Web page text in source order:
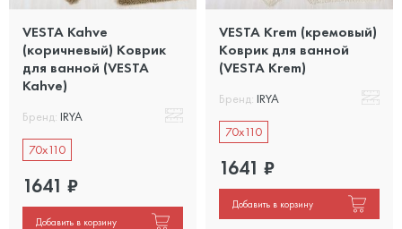
VESTA Kahve
(коричневый) Коврик
для ванной (VESTA
Kahve)
Бренд: IRYA
70x110
1641 ₽
Добавить в корзину
VESTA Krem (кремовый)
Коврик для ванной
(VESTA Krem)
Бренд: IRYA
70x110
1641 ₽
Добавить в корзину